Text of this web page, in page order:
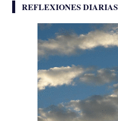
REFLEXIONES DIARIAS